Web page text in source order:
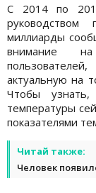
С 2014 по
руководством
миллиарды
внимание на
актуальную на
Чтобы
температуры
показателями
Читай также:
Человек